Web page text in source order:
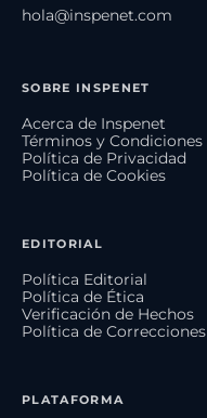
hola@inspenet.com
SOBRE INSPENET
Acerca de Inspenet
Términos y Condiciones
Política de Privacidad
Política de Cookies
EDITORIAL
Política Editorial
Política de Ética
Verificación de Hechos
Política de Correcciones
PLATAFORMA